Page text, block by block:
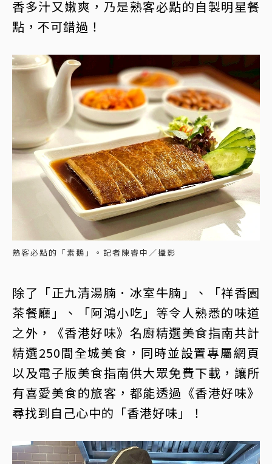
香多汁又嫩爽，乃是熟客必點的自製明星餐
點，不可錯過！
熟客必點的「素鵝」。記者陳睿中／攝影
除了「正九清湯腩．冰室牛腩」、「祥香園
茶餐廳」、「阿鴻小吃」等令人熟悉的味道
之外，《香港好味》名廚精選美食指南共計
精選250間全城美食，同時並設置專屬網頁
以及電子版美食指南供大眾免費下載，讓所
有喜愛美食的旅客，都能透過《香港好味》
尋找到自己心中的「香港好味」！